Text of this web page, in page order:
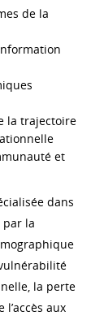
de la
la trajectoire
et
dans
par la
la perte
aux